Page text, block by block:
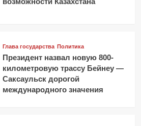
Глава государства Политика
Президент назвал новую 800-
километровую трассу Бейнеу —
Саксаульск дорогой
международного значения